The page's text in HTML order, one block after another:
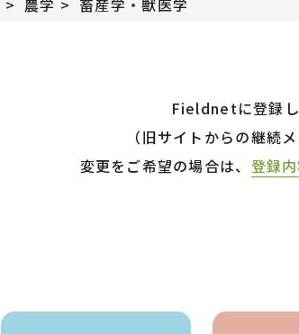
農学 畜産学・獣医学
Fieldnetに登録
（旧サイトからの継続
変更をご希望の場合は、 登録